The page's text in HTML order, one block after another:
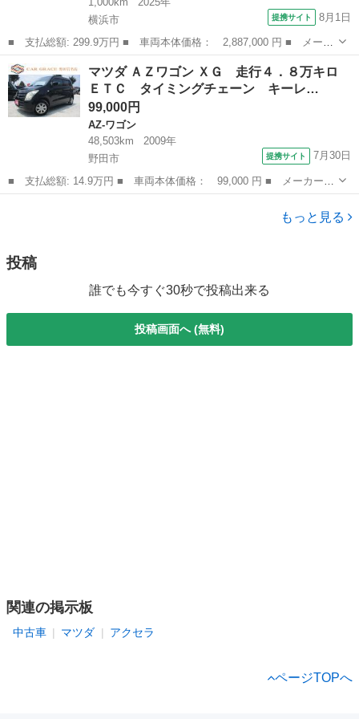
横浜市
提携サイト 8月1日
■ 支払総額: 299.9万円 ■ 車両本体価格： 2,887,000 円 ■ メーカ
ー名： マツダ ■ 車種名： ＭＡＺＤＡ３ファストバック ■ グレ
ード名： １．８ ＸＤ ブラックセレクション ディーゼルター
ボ ４ＷＤ...
神奈川 マツダ
マツダ ＡＺワゴン ＸＧ 走行４．８万キロ
ＥＴＣ タイミングチェーン キーレ…
99,000円
AZ-ワゴン
48,503km
2009年
野田市
提携サイト 7月30日
■ 支払総額: 14.9万円 ■ 車両本体価格： 99,000 円 ■ メーカー
名： マツダ ■ 車種名： ＡＺワゴン ■ グレード名： ＸＧ 走
行４．８万キロ ＥＴＣ タイミングチェーン キーレス 電動格納
もっと見る
投稿
誰でも今すぐ30秒で投稿出来る
投稿画面へ (無料)
関連の掲示板
中古車 マツダ アクセラ
ページTOPへ